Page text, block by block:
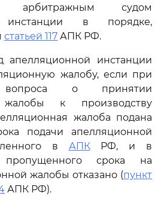
арбитражным судом
инстанции в порядке,
статьей 117 АПК РФ.
апелляционной инстанции
жалобу, если при
вопроса о принятии
жалобы к производству
жалоба подана
подачи апелляционной
в АПКРФ, и в
пропущенного срока на
жалобы отказано (пункт
АПК РФ).